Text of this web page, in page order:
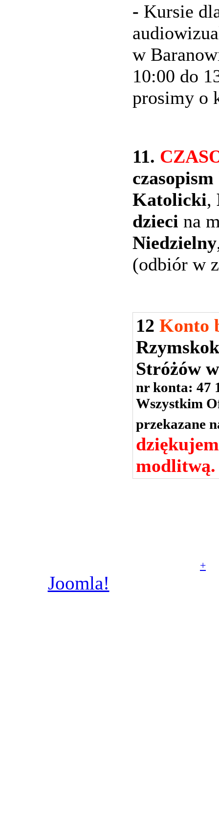
- Kursie
w
10:00 do
prosimy o
11.
Katolicki,
dzieci na
Niedzielny
(odbiór w
12 Konto
Stróżów
nr konta: 47
Wszystkim
przekazane
modlitwą.
+
Joomla!